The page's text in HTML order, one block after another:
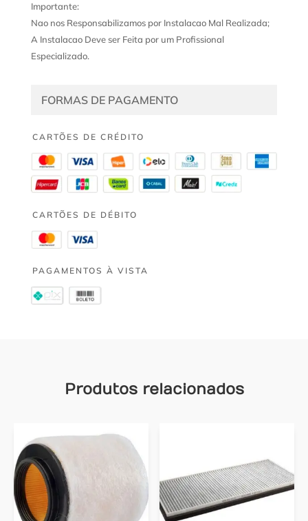
Importante:
Nao nos Responsabilizamos por Instalacao Mal Realizada;
A Instalacao Deve ser Feita por um Profissional
Especializado.
FORMAS DE PAGAMENTO
CARTÕES DE CRÉDITO
CARTÕES DE DÉBITO
PAGAMENTOS À VISTA
Produtos relacionados